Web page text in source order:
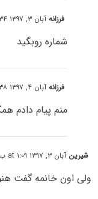
فرزانهآبان ۳, ۱۳۹۷ at ۱۱:۳۴ ب٫ظ
شماره روبگید
فرزانهآبان ۴, ۱۳۹۷ at ۱۱:۳۸ ق٫ظ
منم پیام دادم
شیرین آبان ۳, ۱۳۹۷ at ۱:۰۹ ب٫ظ
ولی اون خانمه گفت